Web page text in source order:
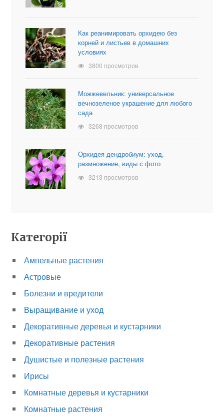
Как реанимировать орхидею без
корней и листьев в домашних
условиях
3800 просмотров
Можжевельник: универсальное
вечнозеленое украшение для любого
сада
3268 просмотров
Орхидея дендробиум: уход,
размножение, виды с фото
3213 просмотров
Категорії
Ампельные растения
Астровые
Болезни и вредители
Выращивание и уход
Декоративные деревья и кустарники
Декоративные растения
Душистые и полезные растения
Ирисы
Комнатные деревья и кустарники
Комнатные растения